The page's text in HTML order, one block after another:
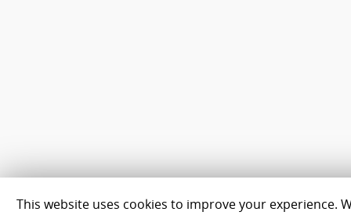
This website uses cookies to improve your experience.